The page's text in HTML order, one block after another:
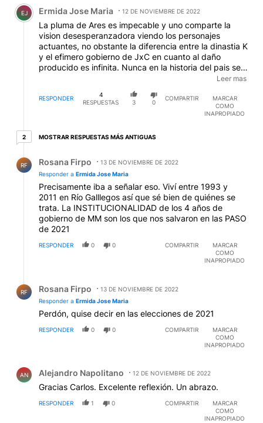
EJ Ermida Jose Maria 12 DE NOVIEMBRE DE 2022
La pluma de Ares es impecable y uno comparte la
vision desesperanzadora viendo los personajes
actuantes, no obstante la diferencia entre la dinastia K
y el efimero gobierno de JxC en cuanto al daño
producido es infinita. Nunca en la historia del pais se
perpetro una latrocinio mayor al de la psicopata y su
antecesor que fue quien lo diseño, con el agregado
de contar en su haber producto de ese perverso
accionar con muertos inocentes y el homicidio de un
Leer mas
RESPONDER
4
RESPUESTAS
3 0
COMPARTIR
MARCAR
COMO
INAPROPIADO
22 respuestas más antiguas
MOSTRAR RESPUESTAS MÁS ANTIGUAS
RF Rosana Firpo
13 DE NOVIEMBRE DE 2022
Responder a Ermida Jose Maria
Precisamente iba a señalar eso. Viví entre 1993 y
2011 en Río Galllegos así que sé bien de quiénes se
trata. La INSTITUCIONALIDAD de los 4 años de
gobierno de MM son los que nos salvaron en las PASO
de 2021
RESPONDER 0 0 COMPARTIR
MARCAR
COMO
INAPROPIADO
RF Rosana Firpo
13 DE NOVIEMBRE DE 2022
Responder a Ermida Jose Maria
Perdón, quise decir en las elecciones de 2021
RESPONDER 0 0 COMPARTIR
MARCAR
COMO
INAPROPIADO
AN Alejandro Napolitano 12 DE NOVIEMBRE DE 2022
Gracias Carlos. Excelente reflexión. Un abrazo.
RESPONDER 1 0 COMPARTIR
MARCAR
COMO
INAPROPIADO